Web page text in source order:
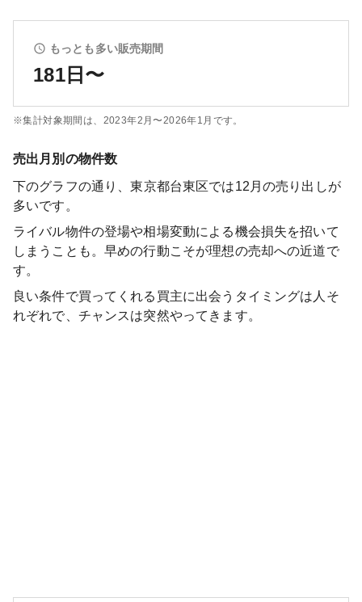
もっとも多い販売期間
181日〜
※集計対象期間は、 2023年2月〜2026年1月 です。
売出月別の物件数
下のグラフの通り、東京都台東区では12 月の売り出しが
多いです。
ライバル物件の登場や相場変動による機会損失を招いて
しまうことも。早めの行動こそが理想の売却への近道で
す。
良い条件で買ってくれる買主に出会うタイミングは人そ
れぞれで、チャンスは突然やってきます。